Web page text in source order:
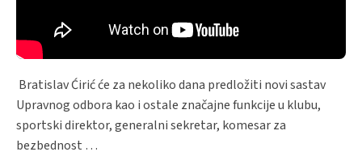
Bratislav Ćirić će za nekoliko dana predložiti novi sastav
Upravnog odbora kao i ostale značajne funkcije u klubu,
sportski direktor, generalni sekretar, komesar za
bezbednost …